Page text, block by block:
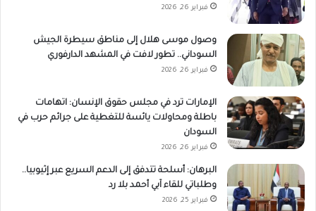
فبراير 26, 2026
وصول موسى هلال إلى مناطق سيطرة الجيش
السوداني.. تطور لافت في المشهد الدارفوري
فبراير 26, 2026
الإمارات ترد في مجلس حقوق الإنسان: اتهامات
باطلة ومحاولات يائسة للتغطية على جرائم حرب في
السودان
فبراير 26, 2026
البرهان: أسلحة تتدفق إلى الدعم السريع عبر إثيوبيا..
وطلباتي للقاء آبي أحمد بلا رد
فبراير 25, 2026